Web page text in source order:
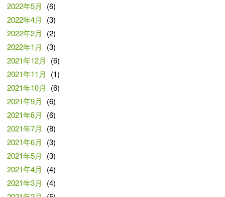
2022年5月
(6)
2022年4月
(3)
2022年2月
(2)
2022年1月
(3)
2021年12月
(6)
2021年11月
(1)
2021年10月
(6)
2021年9月
(6)
2021年8月
(6)
2021年7月
(8)
2021年6月
(3)
2021年5月
(3)
2021年4月
(4)
2021年3月
(4)